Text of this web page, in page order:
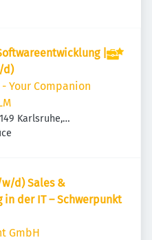
|
d)
- Your Companion
Karlsruhe,
d) Sales &
in der IT – Schwerpunkt
GmbH